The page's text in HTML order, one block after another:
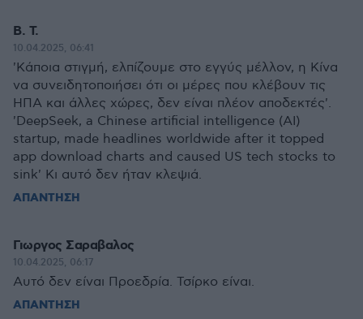
B. T.
10.04.2025, 06:41
'Κάποια στιγμή, ελπίζουμε στο εγγύς μέλλον, η Κίνα
να συνειδητοποιήσει ότι οι μέρες που κλέβουν τις
ΗΠΑ και άλλες χώρες, δεν είναι πλέον αποδεκτές'.
'DeepSeek, a Chinese artificial intelligence (AI)
startup, made headlines worldwide after it topped
app download charts and caused US tech stocks to
sink' Κι αυτό δεν ήταν κλεψιά.
ΑΠΑΝΤΗΣΗ
Γιωργος Σαραβαλος
10.04.2025, 06:17
Αυτό δεν είναι Προεδρία. Τσίρκο είναι.
ΑΠΑΝΤΗΣΗ